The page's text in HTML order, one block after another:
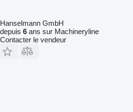
Hanselmann GmbH
depuis 6 ans sur Machineryline
Contacter le vendeur